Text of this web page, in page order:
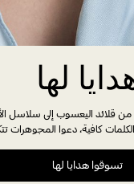
لها
من قلائد اليعسوب إلى سلاسل
كافية، دعوا المجوهرات
تسوقوا هدايا لها